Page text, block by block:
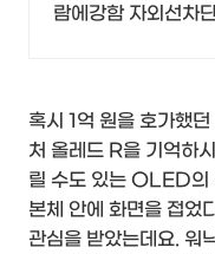
람에강함 자외선차
혹시 1억 원을 호가했
처 올레드 R을 기억하
릴 수도 있는 OLED의
본체 안에 화면을 접었
관심을 받았는데요. 워